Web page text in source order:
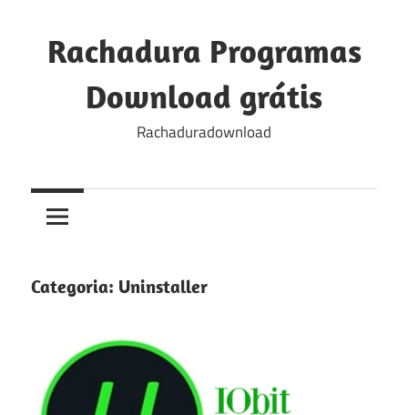
content
Rachadura Programas
Download grátis
Rachaduradownload
Categoria: Uninstaller